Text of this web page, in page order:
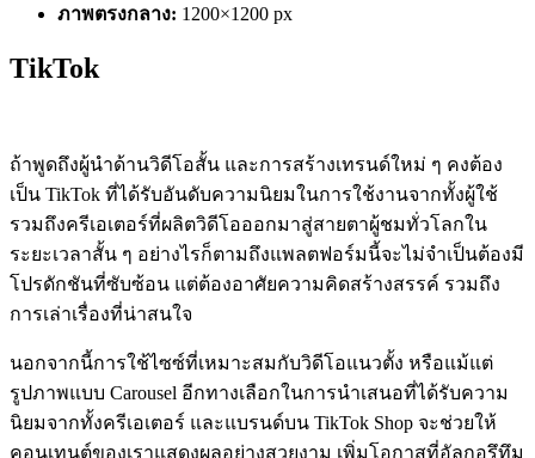
ภาพตรงกลาง: 1200×1200 px
TikTok
ถ้าพูดถึงผู้นำด้านวิดีโอสั้น และการสร้างเทรนด์ใหม่ ๆ คงต้อง
เป็น TikTok ที่ได้รับอันดับความนิยมในการใช้งานจากทั้งผู้ใช้
รวมถึงครีเอเตอร์ที่ผลิตวิดีโอออกมาสู่สายตาผู้ชมทั่วโลกใน
ระยะเวลาสั้น ๆ อย่างไรก็ตามถึงแพลตฟอร์มนี้จะไม่จำเป็นต้องมี
โปรดักชันที่ซับซ้อน แต่ต้องอาศัยความคิดสร้างสรรค์ รวมถึง
การเล่าเรื่องที่น่าสนใจ
นอกจากนี้การใช้ไซซ์ที่เหมาะสมกับวิดีโอแนวตั้ง หรือแม้แต่
รูปภาพแบบ Carousel อีกทางเลือกในการนำเสนอที่ได้รับความ
นิยมจากทั้งครีเอเตอร์ และแบรนด์บน TikTok Shop จะช่วยให้
คอนเทนต์ของเราแสดงผลอย่างสวยงาม เพิ่มโอกาสที่อัลกอรึทึม